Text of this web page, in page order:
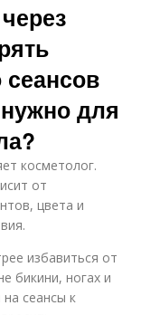
для
косметолог.
от
цвета и
избавиться от
бикини, ногах и
на сеансы к